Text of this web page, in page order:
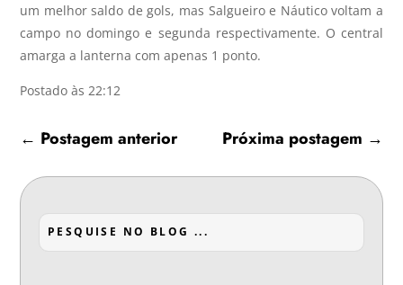
um melhor saldo de gols, mas Salgueiro e Náutico voltam a
campo no domingo e segunda respectivamente. O central
amarga a lanterna com apenas 1 ponto.
Postado às 22:12
← Postagem anterior Próxima postagem →